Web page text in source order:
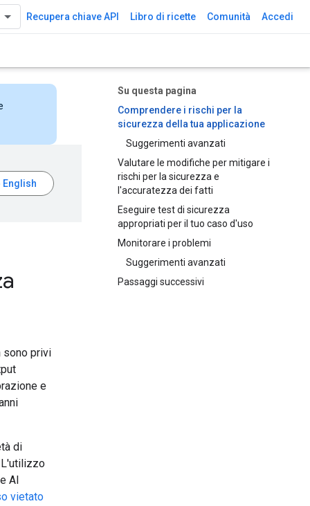
Recupera chiave API Libro di ricette Comunità Accedi
Su questa pagina
Comprendere i rischi per la
sicurezza della tua applicazione
Suggerimenti avanzati
Valutare le modifiche per mitigare i
rischi per la sicurezza e
l'accuratezza dei fatti
Eseguire test di sicurezza
appropriati per il tuo caso d'uso
Monitorare i problemi
Suggerimenti avanzati
Passaggi successivi
sono privi
e
di
L'utilizzo
AI
vietato